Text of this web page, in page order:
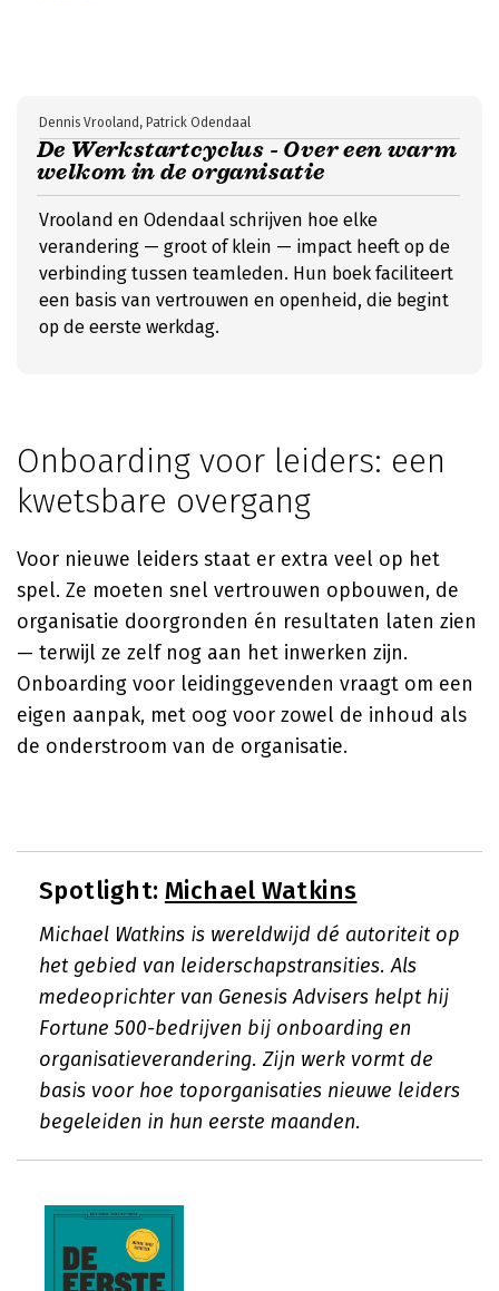
De Werkstartcyclus - Over een warm
welkom in de organisatie
Dennis Vrooland, Patrick Odendaal
Vrooland en Odendaal schrijven hoe elke
verandering — groot of klein — impact heeft op de
verbinding tussen teamleden. Hun boek faciliteert
een basis van vertrouwen en openheid, die begint
op de eerste werkdag.
Onboarding voor leiders: een
kwetsbare overgang
Voor nieuwe leiders staat er extra veel op het
spel. Ze moeten snel vertrouwen opbouwen, de
organisatie doorgronden én resultaten laten zien
— terwijl ze zelf nog aan het inwerken zijn.
Onboarding voor leidinggevenden vraagt om een
eigen aanpak, met oog voor zowel de inhoud als
de onderstroom van de organisatie.
Spotlight: Michael Watkins
Michael Watkins is wereldwijd dé autoriteit op
het gebied van leiderschapstransities. Als
medeoprichter van Genesis Advisers helpt hij
Fortune 500-bedrijven bij onboarding en
organisatieverandering. Zijn werk vormt de
basis voor hoe toporganisaties nieuwe leiders
begeleiden in hun eerste maanden.